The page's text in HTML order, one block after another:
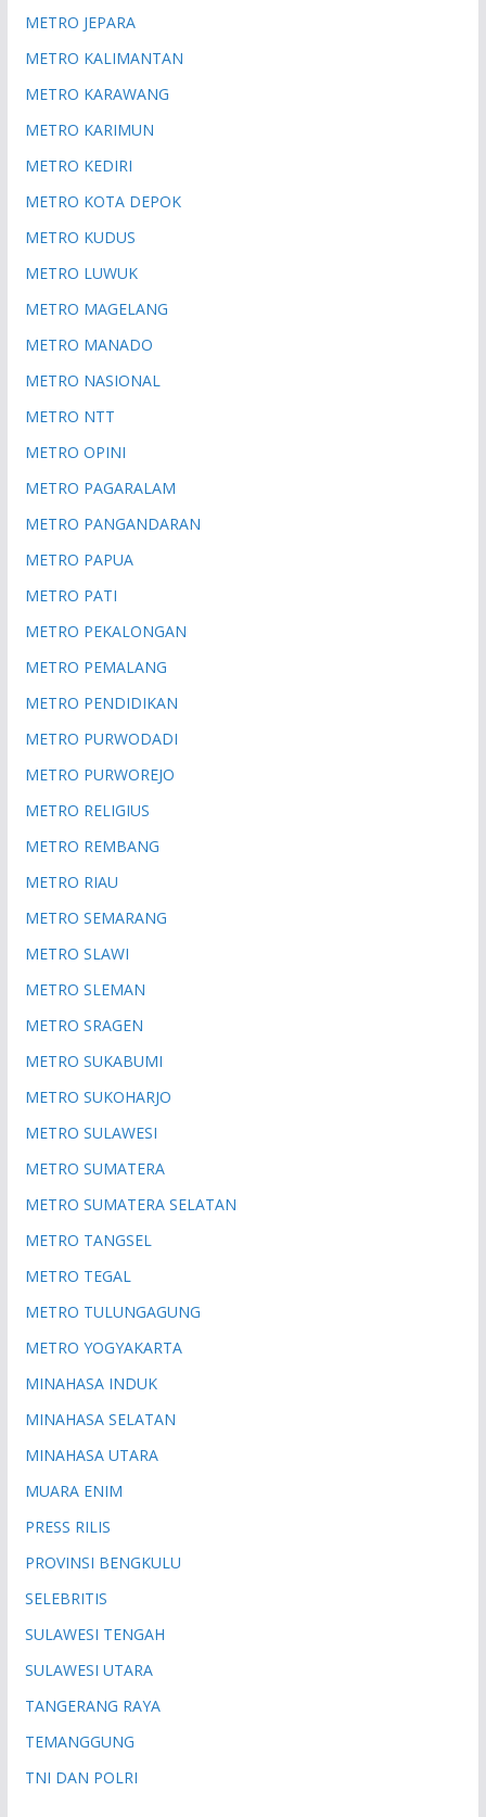
METRO JEPARA
METRO KALIMANTAN
METRO KARAWANG
METRO KARIMUN
METRO KEDIRI
METRO KOTA DEPOK
METRO KUDUS
METRO LUWUK
METRO MAGELANG
METRO MANADO
METRO NASIONAL
METRO NTT
METRO OPINI
METRO PAGARALAM
METRO PANGANDARAN
METRO PAPUA
METRO PATI
METRO PEKALONGAN
METRO PEMALANG
METRO PENDIDIKAN
METRO PURWODADI
METRO PURWOREJO
METRO RELIGIUS
METRO REMBANG
METRO RIAU
METRO SEMARANG
METRO SLAWI
METRO SLEMAN
METRO SRAGEN
METRO SUKABUMI
METRO SUKOHARJO
METRO SULAWESI
METRO SUMATERA
METRO SUMATERA SELATAN
METRO TANGSEL
METRO TEGAL
METRO TULUNGAGUNG
METRO YOGYAKARTA
MINAHASA INDUK
MINAHASA SELATAN
MINAHASA UTARA
MUARA ENIM
PRESS RILIS
PROVINSI BENGKULU
SELEBRITIS
SULAWESI TENGAH
SULAWESI UTARA
TANGERANG RAYA
TEMANGGUNG
TNI DAN POLRI